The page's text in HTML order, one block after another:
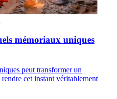
mémoriaux uniques
peut transformer un
cet instant véritablement